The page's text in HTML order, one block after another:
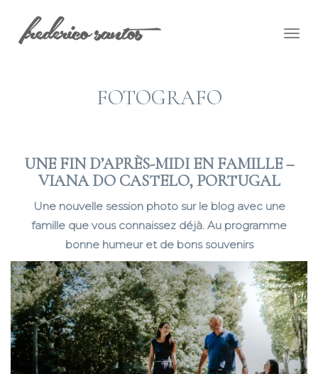
FOTOGRAFO
UNE FIN D’APRÈS-MIDI EN FAMILLE –
VIANA DO CASTELO, PORTUGAL
Une nouvelle session photo sur le blog avec une
famille que vous connaissez déjà. Au programme
bonne humeur et de bons souvenirs